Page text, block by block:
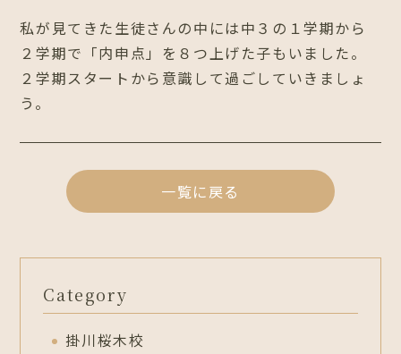
私が見てきた生徒さんの中には中３の１学期から
２学期で「内申点」を８つ上げた子もいました。
２学期スタートから意識して過ごしていきましょ
う。
一覧に戻る
Category
掛川桜木校